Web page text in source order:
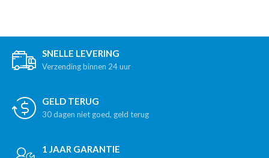
SNELLE LEVERING
Verzending binnen 24 uur
GELD TERUG
30 dagen niet goed, geld terug
1 JAAR GARANTIE